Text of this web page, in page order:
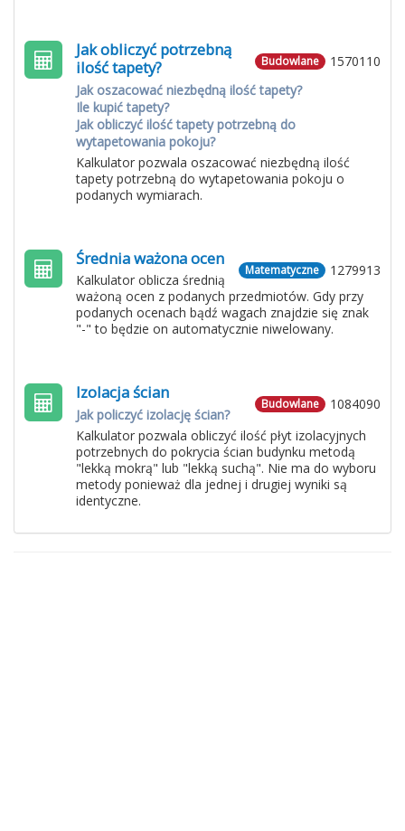
1570110
Budowlane
Jak obliczyć potrzebną
ilość tapety?
Jak oszacować niezbędną ilość tapety?
Ile kupić tapety?
Jak obliczyć ilość tapety potrzebną do
wytapetowania pokoju?
Kalkulator pozwala oszacować niezbędną ilość
tapety potrzebną do wytapetowania pokoju o
podanych wymiarach.
1279913
Matematyczne
Średnia ważona ocen
Kalkulator oblicza średnią
ważoną ocen z podanych przedmiotów. Gdy przy
podanych ocenach bądź wagach znajdzie się znak
"-" to będzie on automatycznie niwelowany.
1084090
Budowlane
Izolacja ścian
Jak policzyć izolację ścian?
Kalkulator pozwala obliczyć ilość płyt izolacyjnych
potrzebnych do pokrycia ścian budynku metodą
"lekką mokrą" lub "lekką suchą". Nie ma do wyboru
metody ponieważ dla jednej i drugiej wyniki są
identyczne.